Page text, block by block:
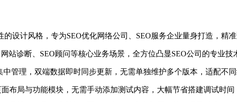
设计风格，专为SEO优化网络公司、SEO服务企业量身打造，精
站诊断、SEO顾问等核心业务场景，全方位凸显SEO公司的专业技
管理，双端数据即时同步更新，无需单独维护多个版本，适配不
布局与功能模块，无需手动添加测试内容，大幅节省搭建调试时间